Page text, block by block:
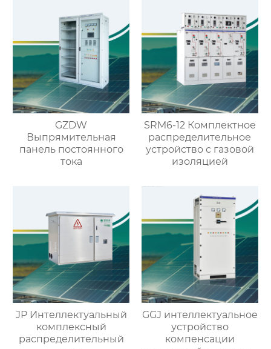
GZDW
Выпрямительная
панель постоянного
тока
SRM6-12 Комплектное
распределительное
устройство с газовой
изоляцией
JP Интеллектуальный
комплексный
распределительный
GGJ интеллектуальное
устройство
компенсации